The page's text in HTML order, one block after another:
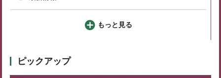
もっと見る
ピックアップ